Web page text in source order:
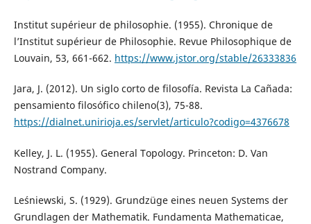
Institut supérieur de philosophie. (1955). Chronique de
l’Institut supérieur de Philosophie. Revue Philosophique de
Louvain, 53, 661-662. https://www.jstor.org/stable/26333836
Jara, J. (2012). Un siglo corto de filosofía. Revista La Cañada:
pensamiento filosófico chileno(3), 75-88.
https://dialnet.unirioja.es/servlet/articulo?codigo=4376678
Kelley, J. L. (1955). General Topology. Princeton: D. Van
Nostrand Company.
Leśniewski, S. (1929). Grundzüge eines neuen Systems der
Grundlagen der Mathematik. Fundamenta Mathematicae,